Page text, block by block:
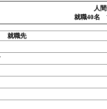
人
就職40名
就職先